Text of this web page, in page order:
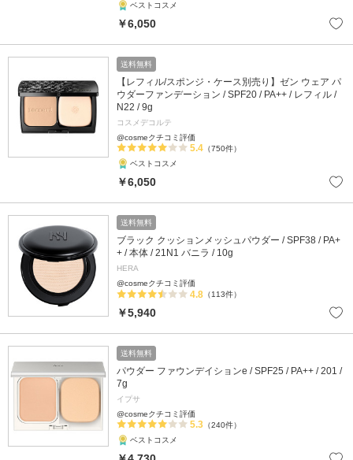
ベストコスメ
￥6,050
送料無料
【レフィル/スポンジ・ケース別売り】ゼン ウェア パ
ウダーファンデーション / SPF20 / PA++ / レフィル /
N22 / 9g
コスメデコルテ
@cosmeクチコミ評価
5.4 （750件）
ベストコスメ
￥6,050
送料無料
ブラック クッションメッシュパウダー / SPF38 / PA+
+ / 本体 / 21N1 バニラ / 10g
HERA
@cosmeクチコミ評価
4.8 （113件）
￥5,940
送料無料
パウダー ファウンデイションe / SPF25 / PA++ / 201 /
7g
イプサ
@cosmeクチコミ評価
5.3 （240件）
ベストコスメ